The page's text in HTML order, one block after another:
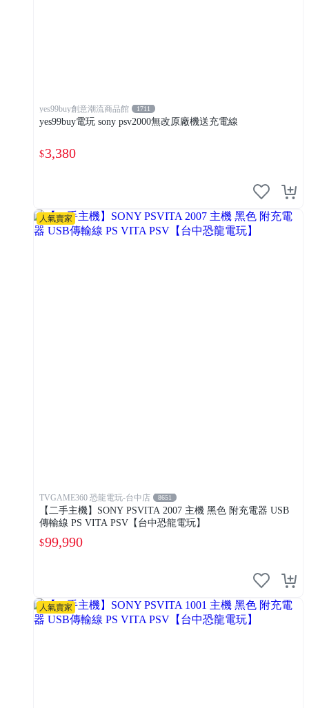
yes99buy創意潮流商品館 1711
yes99buy電玩 sony psv2000無改原廠機送充電線
$3,380
人氣賣家
TVGAME360 恐龍電玩-台中店 8651
【二手主機】SONY PSVITA 2007 主機 黑色 附充電器 USB
傳輸線 PS VITA PSV【台中恐龍電玩】
$99,990
人氣賣家